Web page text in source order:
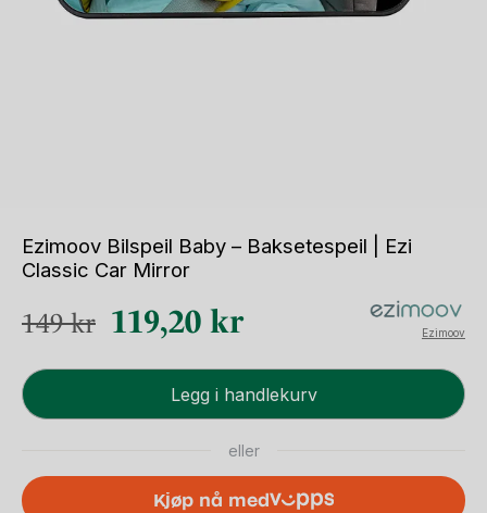
Ezimoov Bilspeil Baby – Baksetespeil | Ezi
Classic Car Mirror
149kr Opprinnelig
149 kr.
119,20krNåværende
er:
119,20 kr.
Ezimoov
Ezimoov
Bilspeil
Baksetespeil
Legg i handlekurv
eller
Kjøp nå med